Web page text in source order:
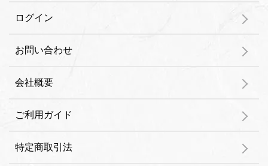
ログイン
お問い合わせ
会社概要
ご利用ガイド
特定商取引法